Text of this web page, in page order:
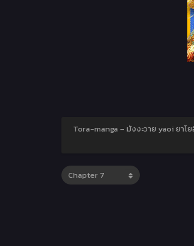
Tora-manga – มังงะวาย yaoi ยาโ